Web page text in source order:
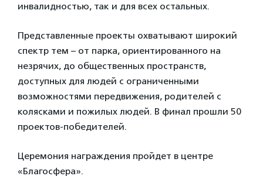
инвалидностью, так и для всех остальных.
Представленные проекты охватывают широкий
спектр тем – от парка, ориентированного на
незрячих, до общественных пространств,
доступных для людей с ограниченными
возможностями передвижения, родителей с
колясками и пожилых людей. В финал прошли 50
проектов-победителей.
Церемония награждения пройдет в центре
«Благосфера».